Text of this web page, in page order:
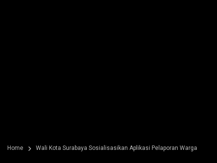
Home Wali Kota Surabaya Sosialisasikan Aplikasi Pelaporan Warga